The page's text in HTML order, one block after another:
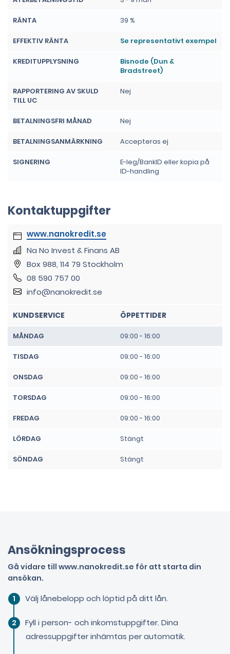
RÄNTA 39 %
EFFEKTIV RÄNTA Se representativt exempel
KREDITUPPLYSNING
Bisnode (Dun &
Bradstreet)
RAPPORTERING AV SKULD
TILL UC
Nej
BETALNINGSFRI MÅNAD Nej
BETALNINGSANMÄRKNING Accepteras ej
SIGNERING
E-leg/BankID eller kopia på
ID-handling
Kontaktuppgifter
www.nanokredit.se
Na No Invest & Finans AB
Box 988, 114 79 Stockholm
08 590 757 00
info@nanokredit.se
KUNDSERVICE ÖPPETTIDER
MÅNDAG 09:00 - 16:00
TISDAG 09:00 - 16:00
ONSDAG 09:00 - 16:00
TORSDAG 09:00 - 16:00
FREDAG 09:00 - 16:00
LÖRDAG Stängt
SÖNDAG Stängt
Ansökningsprocess
Gå vidare till www.nanokredit.se för att starta din
ansökan.
Välj lånebelopp och löptid på ditt lån.
Fyll i person- och inkomstuppgifter. Dina
adressuppgifter inhämtas per automatik.